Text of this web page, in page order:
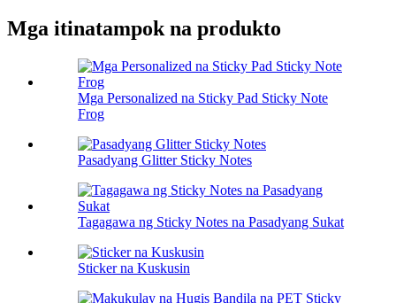
Mga itinatampok na produkto
Mga Personalized na Sticky Pad Sticky Note
Frog
Pasadyang Glitter Sticky Notes
Tagagawa ng Sticky Notes na Pasadyang Sukat
Sticker na Kuskusin